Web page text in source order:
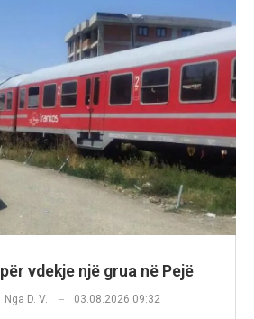
vdekje një grua në Pejë
Nga D. V. 03.08.2026 09:32